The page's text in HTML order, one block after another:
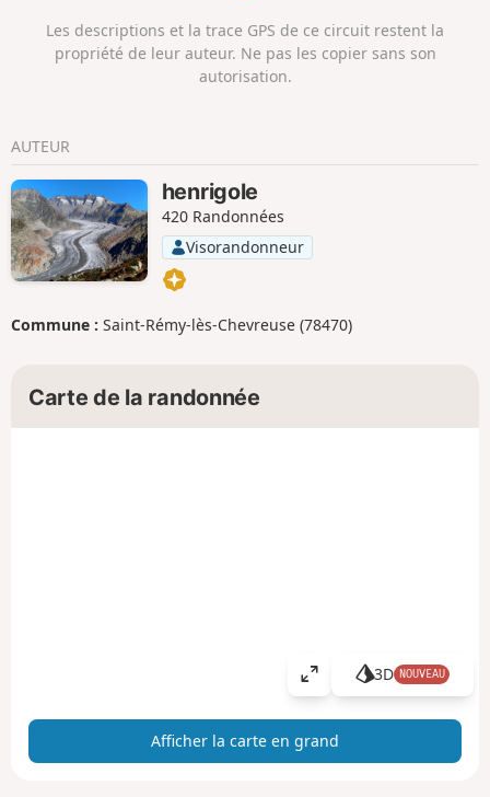
Les descriptions et la trace GPS de ce circuit restent la
propriété de leur auteur. Ne pas les copier sans son
autorisation.
AUTEUR
henrigole
420 Randonnées
Visorandonneur
Commune : Saint-Rémy-lès-Chevreuse (78470)
Carte de la randonnée
A
c
3D NOUVEAU
Afficher la carte en grand